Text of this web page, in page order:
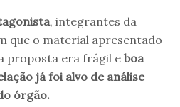
, integrantes da
que o material apresentado
proposta era frágil e boa
já foi alvo de análise
órgão.